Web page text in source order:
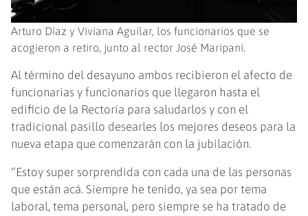
Arturo Díaz y Viviana Aguilar, los funcionarios que se
acogieron a retiro, junto al rector José Maripani.
Al término del desayuno ambos recibieron el afecto de
funcionarias y funcionarios que llegaron hasta el
edificio de la Rectoría para saludarlos y con el
tradicional pasillo desearles los mejores deseos para la
nueva etapa que comenzarán con la jubilación.
“Estoy super sorprendida con cada una de las personas
que están acá. Siempre he tenido, ya sea por tema
laboral, tema personal, pero siempre se ha tratado de